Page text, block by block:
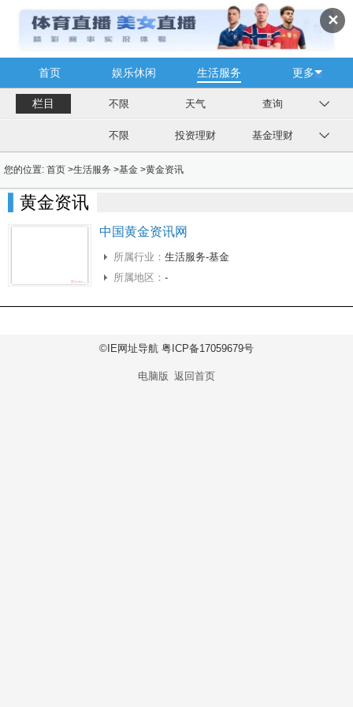
✕
首页 娱乐休闲 生活服务 更多
栏目 不限 天气 查询
不限 投资理财 基金理财
您的位置: 首页 >生活服务 >基金 >黄金资讯
黄金资讯
中国黄金资讯网
所属行业： 生活服务-基金
所属地区： -
©IE网址导航 粤ICP备17059679号
电脑版 返回首页